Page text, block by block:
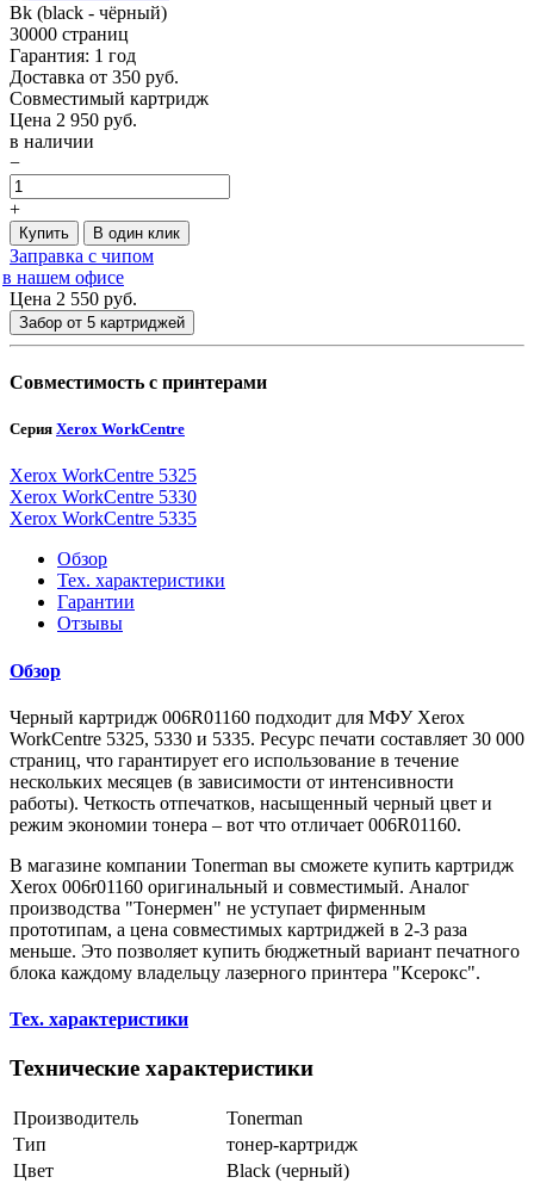
Bk (black - чёрный)
30000 страниц
Гарантия: 1 год
Доставка от 350 руб.
Совместимый картридж
Цена 2 950 руб.
в наличии
−
+
Купить В один клик
Заправка с чипом
в нашем офисе
Цена 2 550 руб.
Забор от 5 картриджей
Совместимость с принтерами
Серия Xerox WorkCentre
Xerox WorkCentre 5325
Xerox WorkCentre 5330
Xerox WorkCentre 5335
Обзор
Тех. характеристики
Гарантии
Отзывы
Обзор
Черный картридж 006R01160 подходит для МФУ Xerox
WorkCentre 5325, 5330 и 5335. Ресурс печати составляет 30 000
страниц, что гарантирует его использование в течение
нескольких месяцев (в зависимости от интенсивности
работы). Четкость отпечатков, насыщенный черный цвет и
режим экономии тонера – вот что отличает 006R01160.
В магазине компании Tonerman вы сможете купить картридж
Xerox 006r01160 оригинальный и совместимый. Аналог
производства "Тонермен" не уступает фирменным
прототипам, а цена совместимых картриджей в 2-3 раза
меньше. Это позволяет купить бюджетный вариант печатного
блока каждому владельцу лазерного принтера "Ксерокс".
Тех. характеристики
Технические характеристики
Производитель
Tonerman
Тип
тонер-картридж
Цвет
Black (черный)